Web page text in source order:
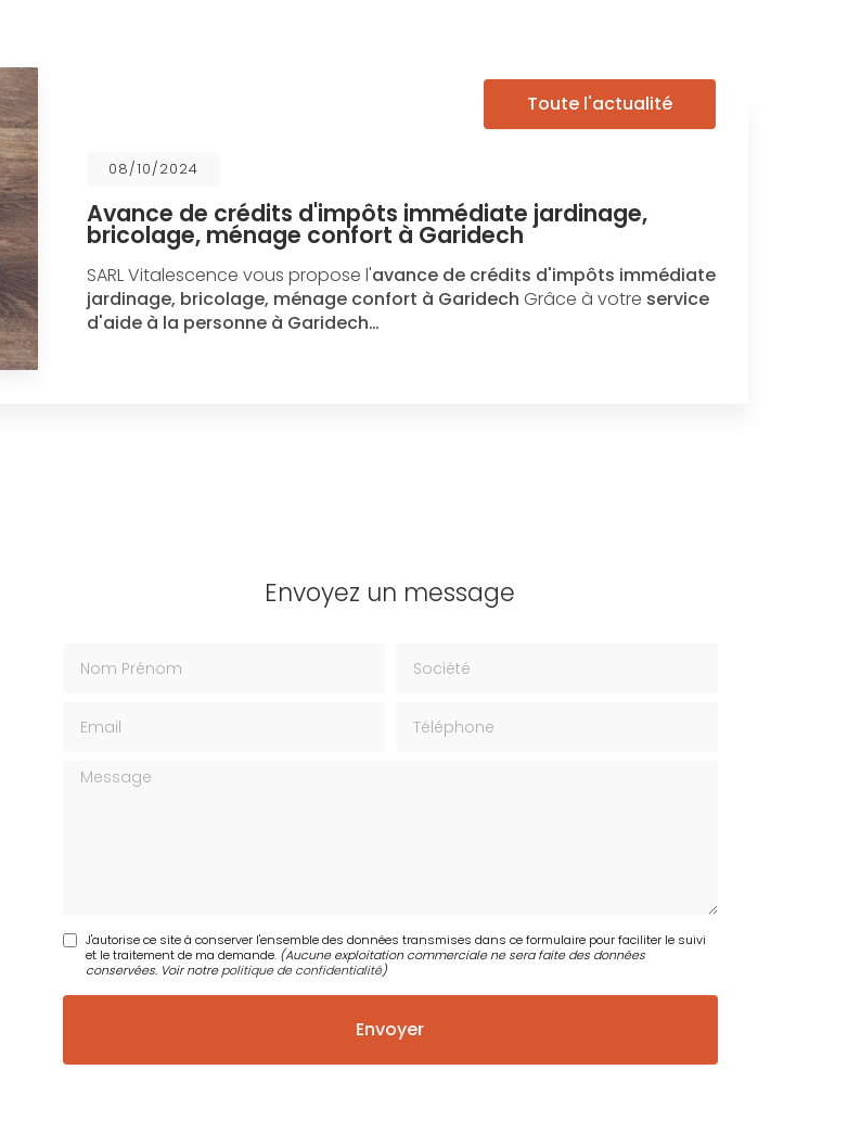
08/10/2024
Avance de crédits d'impôts immédiate jardinage,
bricolage, ménage confort à Garidech
SARL Vitalescence vous propose l'avance de crédits d'impôts immédiate
jardinage, bricolage, ménage confort à Garidech Grâce à votre service
d'aide à la personne à Garidech…
Toute l'actualité
Envoyez un message
Message
J'autorise ce site à conserver l'ensemble des données transmises dans ce formulaire pour faciliter le suivi
et le traitement de ma demande. (Aucune exploitation commerciale ne sera faite des données
conservées. Voir notrepolitique de confidentialité)